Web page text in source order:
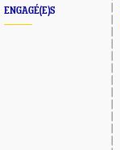
ENGAGÉ(E)S